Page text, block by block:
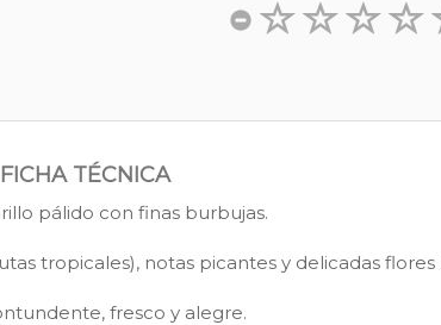
FICHA TÉCNICA
pálido con finas burbujas.
tropicales), notas picantes y delicadas flores
fresco y alegre.